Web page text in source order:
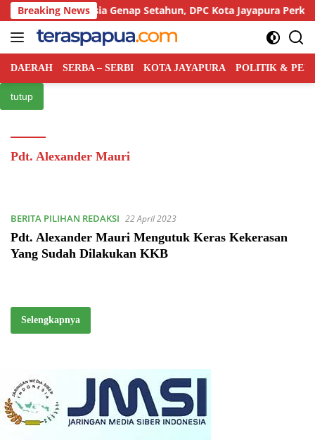
Langsung
ke
konten
Breaking News
Indonesia Genap Setahun, DPC Kota Jayapura Perkuat
DAERAH SERBA – SERBI KOTA JAYAPURA POLITIK &
tutup
Pdt. Alexander Mauri
BERITA PILIHAN REDAKSI 22 April 2023
Pdt. Alexander Mauri Mengutuk Keras Kekerasan
Yang Sudah Dilakukan KKB
Selengkapnya